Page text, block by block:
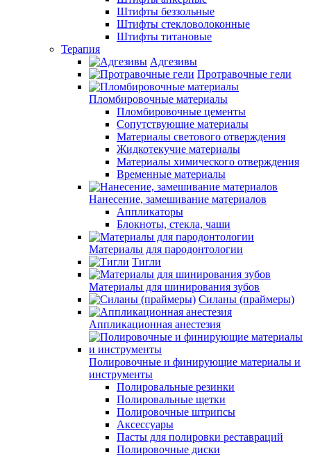
Штифты беззольные
Штифты стекловолоконные
Штифты титановые
Терапия
Адгезивы
Протравочные гели
Пломбировочные материалы
Пломбировочные цементы
Сопутствующие материалы
Материалы светового отверждения
Жидкотекучие материалы
Материалы химического отверждения
Временные материалы
Нанесение, замешивание материалов
Аппликаторы
Блокноты, стекла, чаши
Материалы для пародонтологии
Тигли
Материалы для шинирования зубов
Силаны (праймеры)
Аппликационная анестезия
Полировочные и финирующие материалы и
инструменты
Полировальные резинки
Полировальные щетки
Полировочные штрипсы
Аксессуары
Пасты для полировки реставраций
Полировочные диски